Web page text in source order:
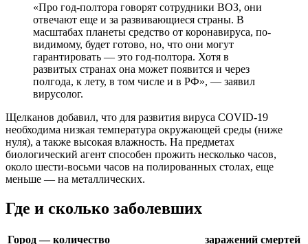
«Про год-полтора говорят сотрудники ВОЗ, они
отвечают еще и за развивающиеся страны. В
масштабах планеты средство от коронавируса, по-
видимому, будет готово, но, что они могут
гарантировать — это год-полтора. Хотя в
развитых странах она может появится и через
полгода, к лету, в том числе и в РФ», — заявил
вирусолог.
Щелканов добавил, что для развития вируса COVID-19
необходима низкая температура окружающей среды (ниже
нуля), а также высокая влажность. На предметах
биологический агент способен прожить несколько часов,
около шести-восьми часов на полированных столах, еще
меньше — на металлических.
Где и сколько заболевших
Город — количество заражений смертей